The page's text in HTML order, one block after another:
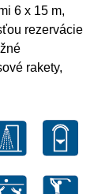
6 x 15 m,
rezervácie
rakety,